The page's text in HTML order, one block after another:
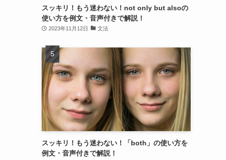
スッキリ！もう迷わない！not only but alsoの
使い方を例文・音声付きで解説！
2023年11月12日 文法
スッキリ！もう迷わない！「both」の使い方を
例文・音声付きで解説！